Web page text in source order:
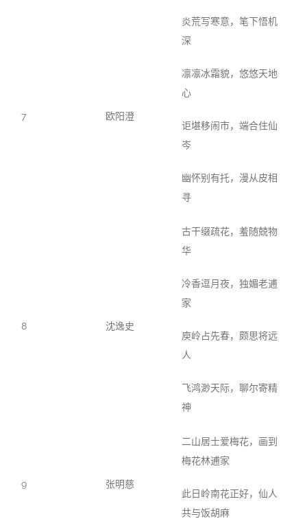
7 欧阳澄
炎荒写寒意，笔下悟机
深
凛凛冰霜貌，悠悠天地
心
讵堪移闹市，端合住仙
岑
幽怀别有托，漫从皮相
寻
8 沈逸史
古干缀疏花，羞随兢物
华
冷香逗月夜，独媚老逋
家
庾岭占先春，颇思将远
人
飞鸿渺天际，聊尔寄精
神
9 张明慈
二山居士爱梅花，画到
梅花林逋家
此日岭南花正好，仙人
共与饭胡麻